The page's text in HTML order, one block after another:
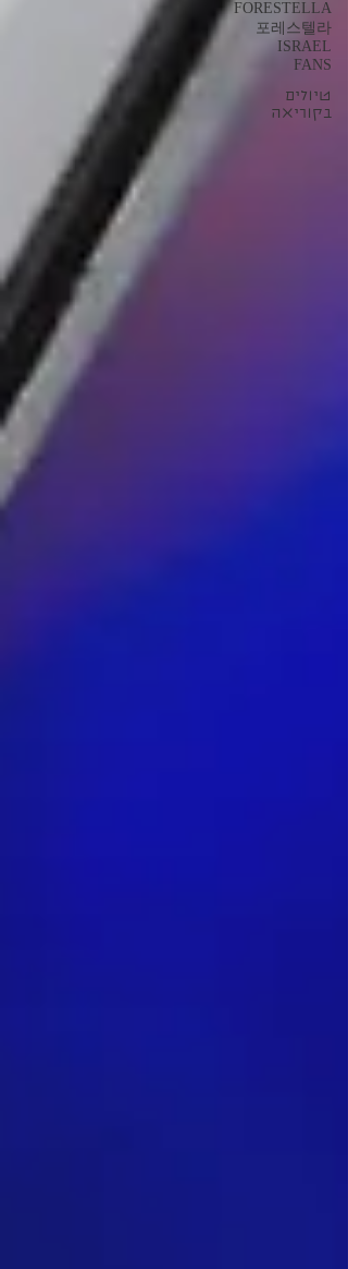
FORESTELLA
포레스텔라
ISRAEL
FANS
טיולים
בקוריאה